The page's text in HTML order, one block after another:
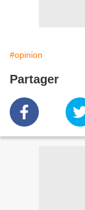
#opinion
Partager